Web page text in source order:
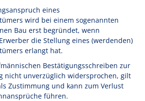
eines
wird bei einem sogenannten
Bau erst begründet, wenn
die Stellung eines (werdenden)
erlangt hat.
Bestätigungsschreiben zur
nicht unverzüglich widersprochen, gilt
Zustimmung und kann zum Verlust
führen.